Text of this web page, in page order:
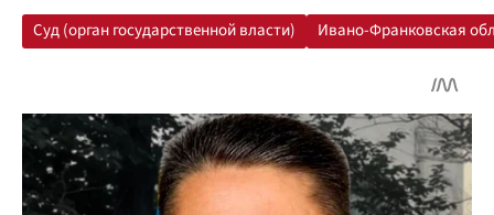
Суд (орган государственной власти) Ивано-Франковская